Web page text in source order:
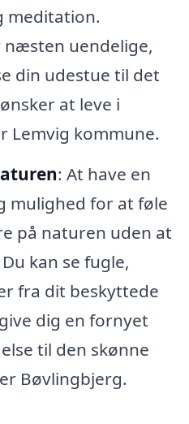
meditation.
uendelige,
din udestue til det
at leve i
Lemvig kommune.
: At have en
mulighed for at føle
på naturen uden at
kan se fugle,
fra dit beskyttede
dig en fornyet
til den skønne
Bøvlingbjerg.